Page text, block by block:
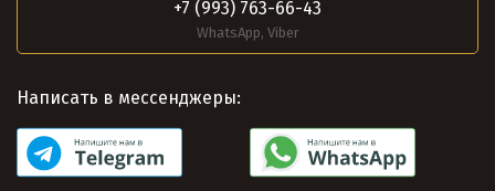
+7 (993) 763-66-43
WhatsApp, Viber
Написать в мессенджеры: